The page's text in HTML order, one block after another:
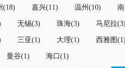
(18) 嘉兴(11) 温州(10)
无锡(3) 珠海(3) 马尼拉(3)
三亚(1) 大理(1) 西雅图(1)
曼谷(1) 海口(1)